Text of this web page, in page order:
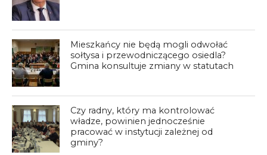
Mieszkańcy nie będą mogli odwołać
sołtysa i przewodniczącego osiedla?
Gmina konsultuje zmiany w statutach
Czy radny, który ma kontrolować
władze, powinien jednocześnie
pracować w instytucji zależnej od
gminy?